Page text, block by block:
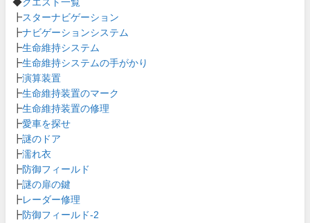
◆クエスト一覧
┣スターナビゲーション
┣ナビゲーションシステム
┣生命維持システム
┣生命維持システムの手がかり
┣演算装置
┣生命維持装置のマーク
┣生命維持装置の修理
┣愛車を探せ
┣謎のドア
┣濡れ衣
┣防御フィールド
┣謎の扉の鍵
┣レーダー修理
┣防御フィールド-2